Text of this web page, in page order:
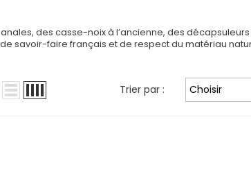
des casse-noix à l’ancienne, des
savoir-faire français et de respect du matériau
Trier par : Choisir